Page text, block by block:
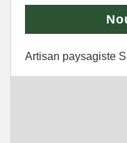
Artisan paysagiste